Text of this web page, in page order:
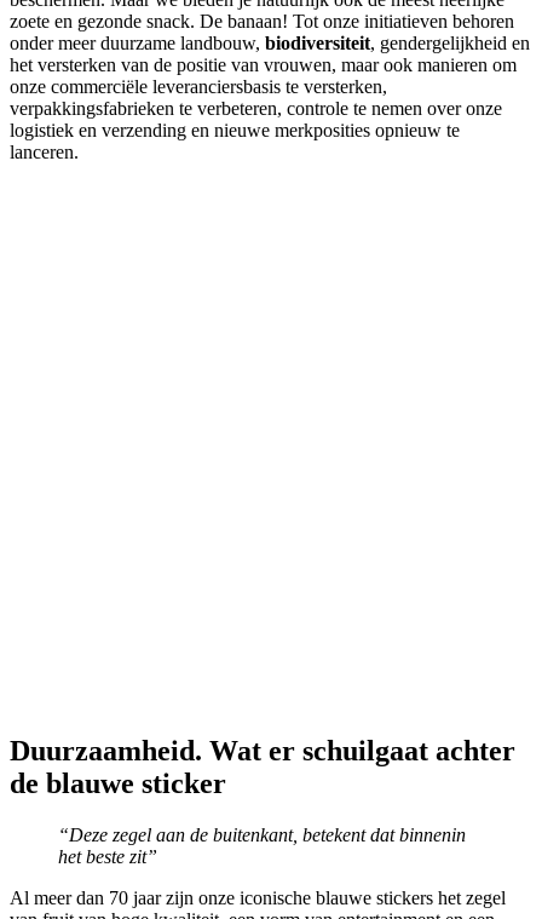
zoete en gezonde snack. De banaan! Tot onze initiatieven behoren
onder meer duurzame landbouw, biodiversiteit, gendergelijkheid en
het versterken van de positie van vrouwen, maar ook manieren om
onze commerciële leveranciersbasis te versterken,
verpakkingsfabrieken te verbeteren, controle te nemen over onze
logistiek en verzending en nieuwe merkposities opnieuw te
lanceren.
Duurzaamheid. Wat er schuilgaat achter
de blauwe sticker
“Deze zegel aan de buitenkant, betekent dat binnenin
het beste zit”
Al meer dan 70 jaar zijn onze iconische blauwe stickers het zegel